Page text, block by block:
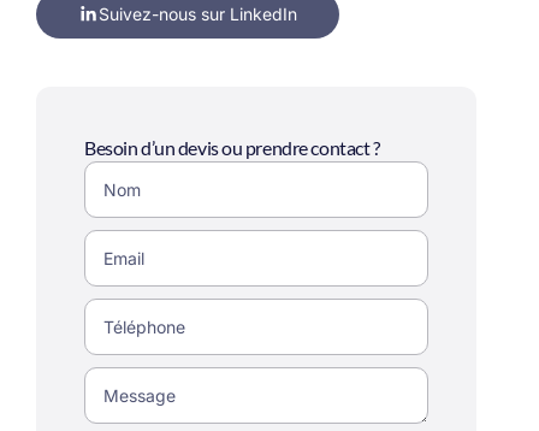
Suivez-nous sur LinkedIn
Besoin d’un devis ou prendre contact ?